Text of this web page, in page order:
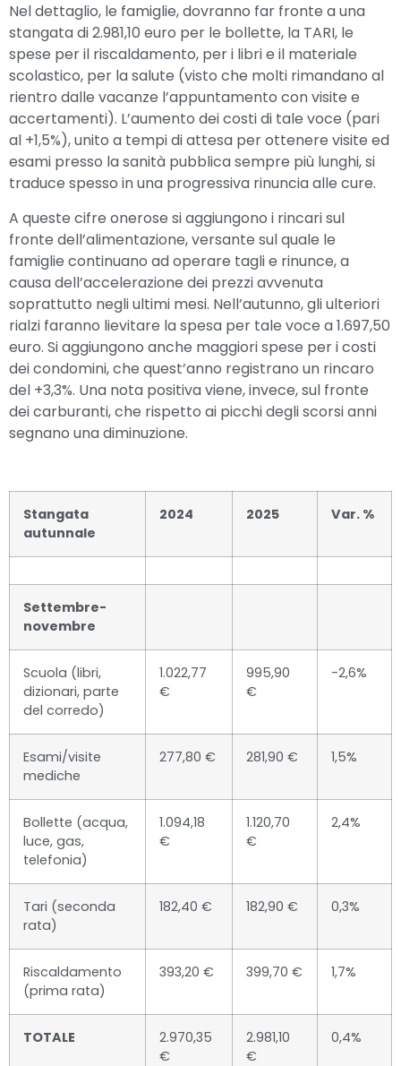
Nel dettaglio, le famiglie, dovranno far fronte a una
stangata di 2.981,10 euro per le bollette, la TARI, le
spese per il riscaldamento, per i libri e il materiale
scolastico, per la salute (visto che molti rimandano al
rientro dalle vacanze l’appuntamento con visite e
accertamenti). L’aumento dei costi di tale voce (pari
al +1,5%), unito a tempi di attesa per ottenere visite ed
esami presso la sanità pubblica sempre più lunghi, si
traduce spesso in una progressiva rinuncia alle cure.
A queste cifre onerose si aggiungono i rincari sul
fronte dell’alimentazione, versante sul quale le
famiglie continuano ad operare tagli e rinunce, a
causa dell’accelerazione dei prezzi avvenuta
soprattutto negli ultimi mesi. Nell’autunno, gli ulteriori
rialzi faranno lievitare la spesa per tale voce a 1.697,50
euro. Si aggiungono anche maggiori spese per i costi
dei condomini, che quest’anno registrano un rincaro
del +3,3%. Una nota positiva viene, invece, sul fronte
dei carburanti, che rispetto ai picchi degli scorsi anni
segnano una diminuzione.
Stangata
autunnale
2024 2025 Var. %
Settembre-
novembre
Scuola (libri,
dizionari, parte
del corredo)
1.022,77
€
995,90
€
-2,6%
Esami/visite
mediche
277,80 € 281,90 € 1,5%
Bollette (acqua,
luce, gas,
telefonia)
1.094,18
€
1.120,70
€
2,4%
Tari (seconda
rata)
182,40 € 182,90 € 0,3%
Riscaldamento
(prima rata)
393,20 € 399,70 € 1,7%
TOTALE
2.970,35
€
2.981,10
€
0,4%